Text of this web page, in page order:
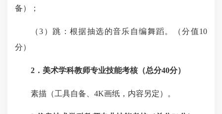
备）；
（3）跳：根据抽选的音乐自编舞蹈。（分值10
分）
2 ．美术学科教师专业技能考核（总分40分）
素描（工具自备、4K画纸，内容另定）。